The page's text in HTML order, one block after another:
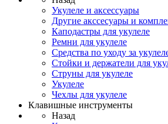
Укулеле и аксессуары
Другие акссесуары и
Каподастры для укулеле
Ремни для укулеле
Средства по уходу за
Стойки и держатели для
Струны для укулеле
Укулеле
Чехлы для укулеле
Клавишные инструменты
Назад